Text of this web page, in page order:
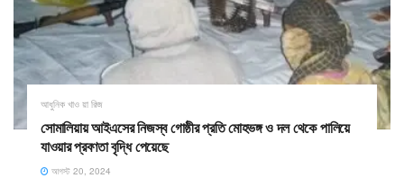
আধুনিক খাও য়া রিজ
সোমালিয়ায় আইএসের নিজস্ব গোষ্ঠীর প্রতি মোহভঙ্গ ও দল থেকে পালিয়ে
যাওয়ার প্রবণতা বৃদ্ধি পেয়েছে
আগস্ট 20, 2024